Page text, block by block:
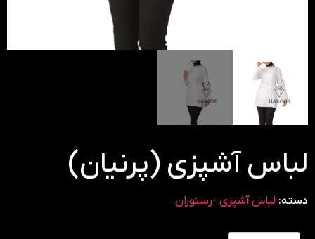
لباس آشپزی (پرنیان)
دسته: لباس آشپزی -رستوران